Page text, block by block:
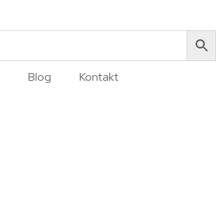
Blog Kontakt